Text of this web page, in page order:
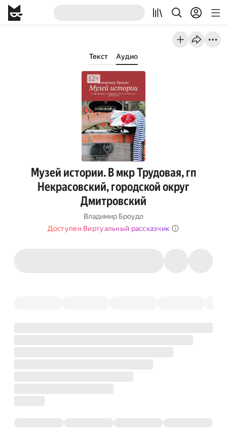
Текст Аудио
Музей истории. В мкр Трудовая, гп
Некрасовский, городской округ
Дмитровский
Владимир Броудо
Доступен Виртуальный рассказчик